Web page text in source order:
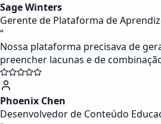
Sage Winters
Gerente de Plataforma de
“
Nossa plataforma precisava de
preencher lacunas e de
Phoenix Chen
Desenvolvedor de Conteúdo